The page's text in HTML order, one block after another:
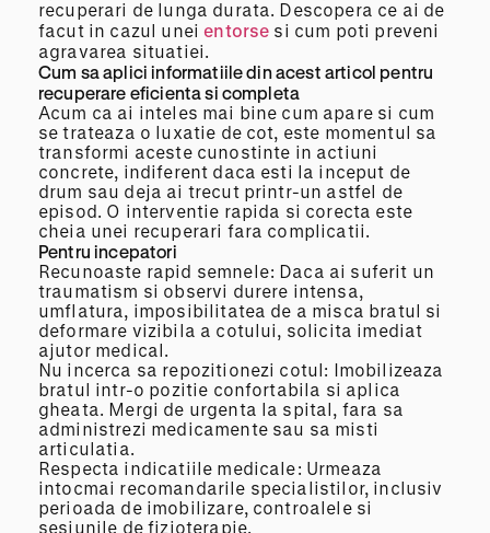
recuperari de lunga durata. Descopera ce ai de
facut in cazul uneientorse si cum poti preveni
agravarea situatiei.
Cum sa aplici informatiile din acest articol pentru
recuperare eficienta si completa
Acum ca ai inteles mai bine cum apare si cum
se trateaza o luxatie de cot, este momentul sa
transformi aceste cunostinte in actiuni
concrete, indiferent daca esti la inceput de
drum sau deja ai trecut printr-un astfel de
episod. O interventie rapida si corecta este
cheia unei recuperari fara complicatii.
Pentru incepatori
Recunoaste rapid semnele: Daca ai suferit un
traumatism si observi durere intensa,
umflatura, imposibilitatea de a misca bratul si
deformare vizibila a cotului, solicita imediat
ajutor medical.
Nu incerca sa repozitionezi cotul: Imobilizeaza
bratul intr-o pozitie confortabila si aplica
gheata. Mergi de urgenta la spital, fara sa
administrezi medicamente sau sa misti
articulatia.
Respecta indicatiile medicale: Urmeaza
intocmai recomandarile specialistilor, inclusiv
perioada de imobilizare, controalele si
sesiunile de fizioterapie.